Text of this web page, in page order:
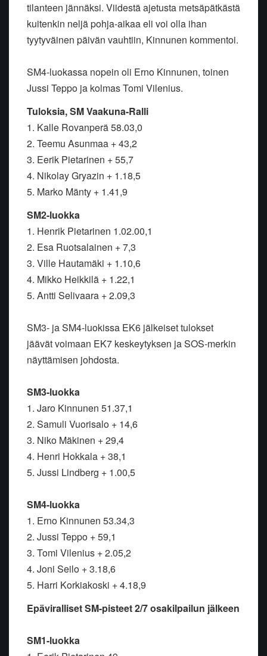
tilanteen jännäksi. Viidestä ajetusta metsäpätkästä
kuitenkin neljä pohja-aikaa eli voi olla ihan
tyytyväinen päivän vauhtiin, Kinnunen kommentoi.
SM4-luokassa nopein oli Erno Kinnunen, toinen
Jussi Teppo ja kolmas Tomi Vilenius.
Tuloksia, SM Vaakuna-Ralli
1. Kalle Rovanperä 58.03,0
2. Teemu Asunmaa + 43,2
3. Eerik Pietarinen + 55,7
4. Nikolay Gryazin + 1.18,5
5. Marko Mänty + 1.41,9
SM2-luokka
1. Henrik Pietarinen 1.02.00,1
2. Esa Ruotsalainen + 7,3
3. Ville Hautamäki + 1.10,6
4. Mikko Heikkilä + 1.22,1
5. Antti Selivaara + 2.09,3
SM3- ja SM4-luokissa EK6 jälkeiset tulokset
jäävät voimaan EK7 keskeytyksen ja SOS-merkin
näyttämisen johdosta.
SM3-luokka
1. Jaro Kinnunen 51.37,1
2. Samuli Vuorisalo + 14,6
3. Niko Mäkinen + 29,4
4. Henri Hokkala + 38,1
5. Jussi Lindberg + 1.00,5
SM4-luokka
1. Erno Kinnunen 53.34,3
2. Jussi Teppo + 59,1
3. Tomi Vilenius + 2.05,2
4. Joni Seilo + 3.18,6
5. Harri Korkiakoski + 4.18,9
Epäviralliset SM-pisteet 2/7 osakilpailun jälkeen
SM1-luokka